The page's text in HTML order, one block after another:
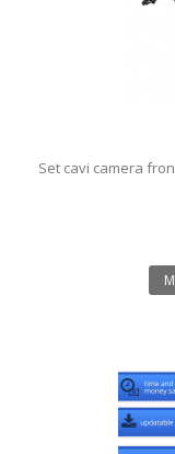
Set cavi camera